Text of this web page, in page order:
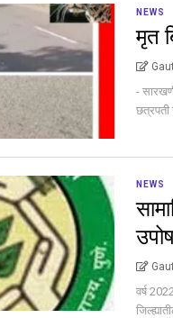
NEWS
मृत
-
NEWS
वर्ष